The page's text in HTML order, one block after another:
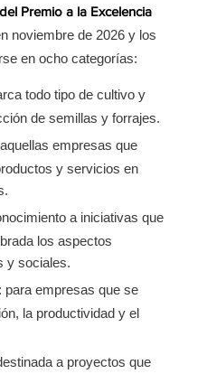
Premio a la Excelencia
noviembre de 2026 y los
en ocho categorías:
todo tipo de cultivo y
de semillas y forrajes.
empresas que
y servicios en
a iniciativas que
los aspectos
y sociales.
para empresas que se
la productividad y el
a proyectos que